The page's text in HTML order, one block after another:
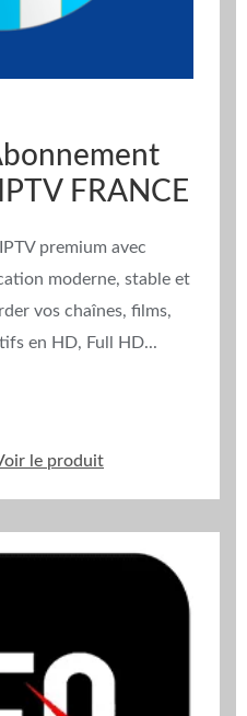
FRANCE
premium avec
moderne, stable et
vos chaînes, films,
en HD, Full HD...
le produit